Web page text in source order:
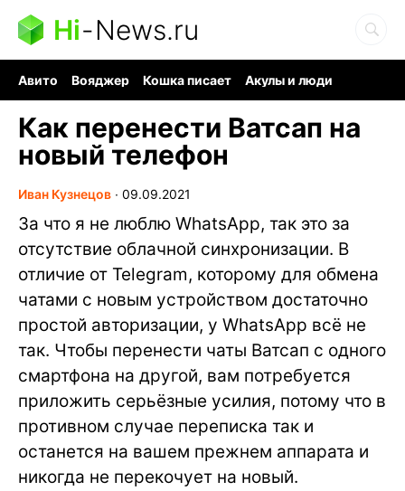
Hi-News.ru
Авито Вояджер Кошка писает
Акулы и люди
Как перенести Ватсап на
новый телефон
Иван Кузнецов ∙ 09.09.2021
За что я не люблю WhatsApp, так это за
отсутствие облачной синхронизации. В
отличие от Telegram, которому для обмена
чатами с новым устройством достаточно
простой авторизации, у WhatsApp всё не
так. Чтобы перенести чаты Ватсап с одного
смартфона на другой, вам потребуется
приложить серьёзные усилия, потому что в
противном случае переписка так и
останется на вашем прежнем аппарата и
никогда не перекочует на новый.